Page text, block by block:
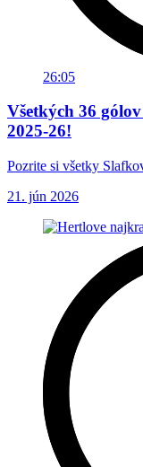
26:05
Všetkých 36
2025-26!
Pozrite si všetky
21. jún 2026